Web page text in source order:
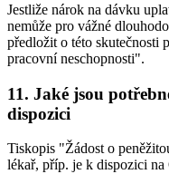
Jestliže nárok na dávku
nemůže pro vážné
předložit o této skutečnosti
pracovní neschopnosti".
11. Jaké jsou
dispozici
Tiskopis "Žádost o
lékař, příp. je k dispozici